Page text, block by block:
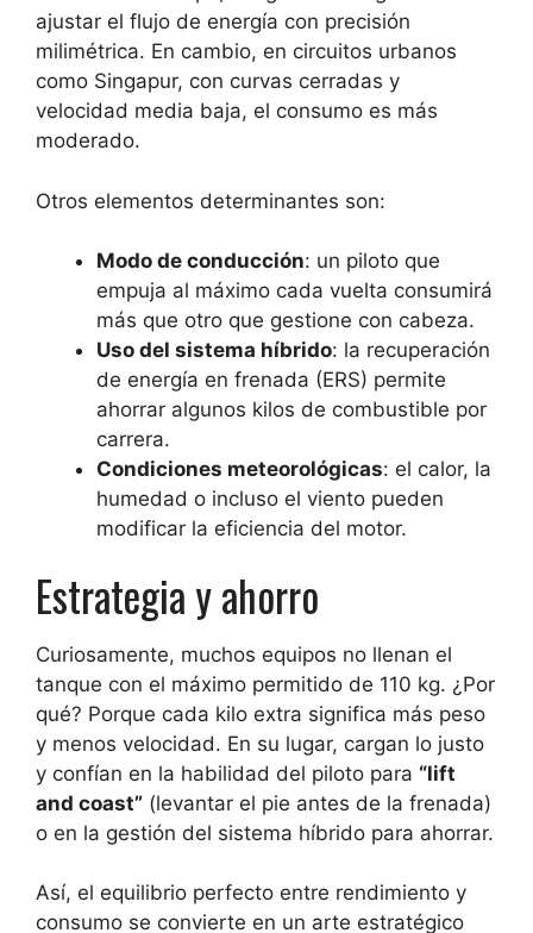
ajustar el flujo de energía con precisión
milimétrica. En cambio, en circuitos urbanos
como Singapur, con curvas cerradas y
velocidad media baja, el consumo es más
moderado.
Otros elementos determinantes son:
Modo de conducción: un piloto que
empuja al máximo cada vuelta consumirá
más que otro que gestione con cabeza.
Uso del sistema híbrido: la recuperación
de energía en frenada (ERS) permite
ahorrar algunos kilos de combustible por
carrera.
Condiciones meteorológicas: el calor, la
humedad o incluso el viento pueden
modificar la eficiencia del motor.
Estrategia y ahorro
Curiosamente, muchos equipos no llenan el
tanque con el máximo permitido de 110 kg. ¿Por
qué? Porque cada kilo extra significa más peso
y menos velocidad. En su lugar, cargan lo justo
y confían en la habilidad del piloto para “lift
and coast” (levantar el pie antes de la frenada)
o en la gestión del sistema híbrido para ahorrar.
Así, el equilibrio perfecto entre rendimiento y
consumo se convierte en un arte estratégico